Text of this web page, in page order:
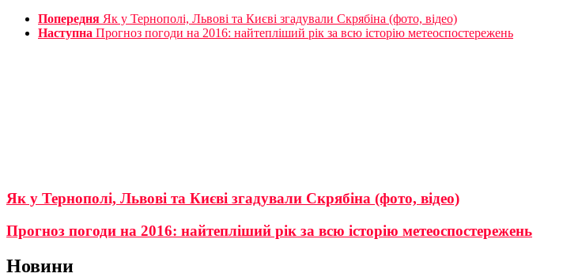
Попередня Як у Тернополі, Львові та Києві згадували Скрябіна (фото, відео)
Наступна Прогноз погоди на 2016: найтепліший рік за всю історію метеоспостережень
Як у Тернополі, Львові та Києві згадували Скрябіна (фото, відео)
Прогноз погоди на 2016: найтепліший рік за всю історію метеоспостережень
Новини